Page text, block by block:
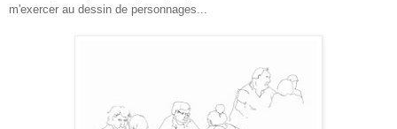
m'exercer au dessin de personnages...